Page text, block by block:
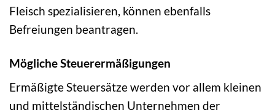
Fleisch spezialisieren, können ebenfalls
Befreiungen beantragen.
Mögliche Steuerermäßigungen
Ermäßigte Steuersätze werden vor allem kleinen
und mittelständischen Unternehmen der